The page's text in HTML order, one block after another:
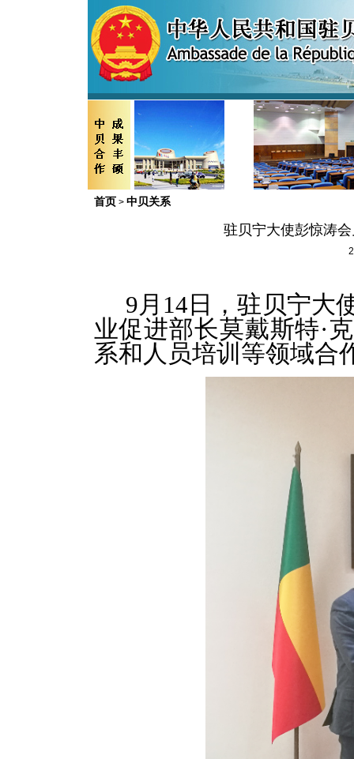
首页 > 中贝关系
驻贝宁大使彭惊涛
9月14日，驻贝宁大
业促进部长莫戴斯特·
系和人员培训等领域合